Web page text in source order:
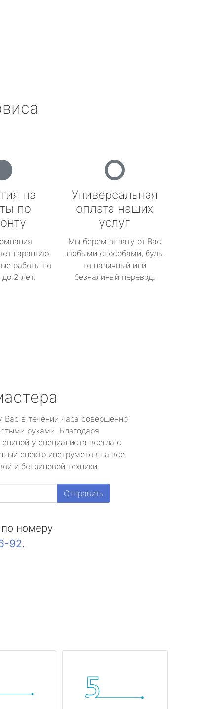
на
по
гарантию
работы по
2 лет.
Универсальная
оплата наших
услуг
Мы берем оплату от Вас
любыми способами, будь
то наличный или
безналиный перевод.
в течении часа совершенно
руками. Благодаря
у специалиста всегда с
спектр инструметов на все
и бензиновой техники.
Отправить
номеру
92.